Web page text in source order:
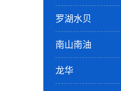
罗湖水贝
南山南油
龙华